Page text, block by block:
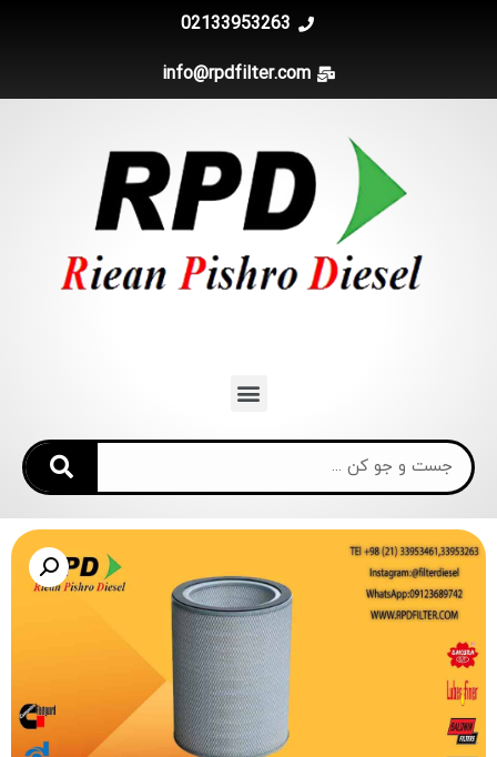
02133953263
info@rpdfilter.com